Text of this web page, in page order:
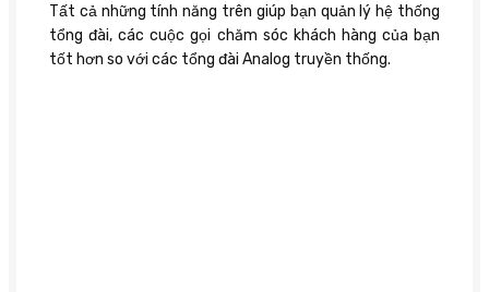
Tất cả những tính năng trên giúp bạn quản lý hệ thống
tổng đài, các cuộc gọi chăm sóc khách hàng của bạn
tốt hơn so với các tổng đài Analog truyền thống.